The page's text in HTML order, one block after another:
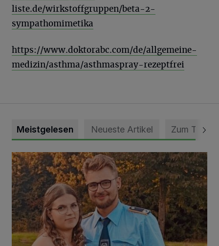
liste.de/wirkstoffgruppen/beta-2-
sympathomimetika
https://www.doktorabc.com/de/allgemeine-
medizin/asthma/asthmaspray-rezeptfrei
Meistgelesen Neueste Artikel Zum Thema
Mit Herzblut die Gemeinschaft leben